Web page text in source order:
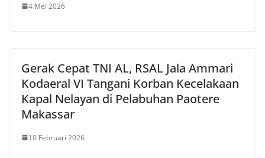
4 Mei 2026
Gerak Cepat TNI AL, RSAL Jala Ammari
Kodaeral VI Tangani Korban Kecelakaan
Kapal Nelayan di Pelabuhan Paotere
Makassar
10 Februari 2026